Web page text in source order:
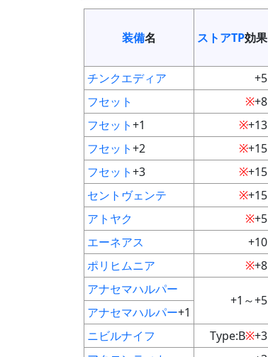
装備名 ストアTP効果
チンクエディア +5
フセット
※+8
フセット+1 ※+13
フセット+2 ※+15
フセット+3 ※+15
セントヴェンテ
※+15
アトヤク
※+5
エーネアス
+10
ポリヒムニア
※+8
アナセマハルパー
+1～+5
アナセマハルパー+1
ニビルナイフ
Type:B※+3